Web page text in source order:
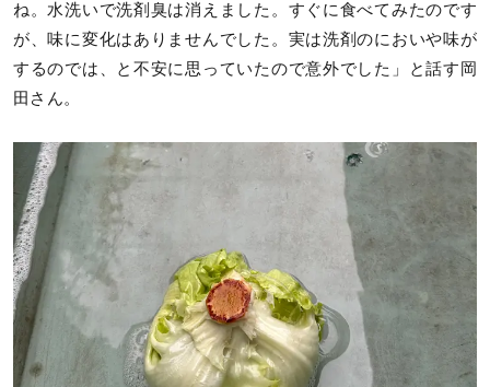
ね。水洗いで洗剤臭は消えました。すぐに食べてみたのです
が、味に変化はありませんでした。実は洗剤のにおいや味が
するのでは、と不安に思っていたので意外でした」と話す岡
田さん。